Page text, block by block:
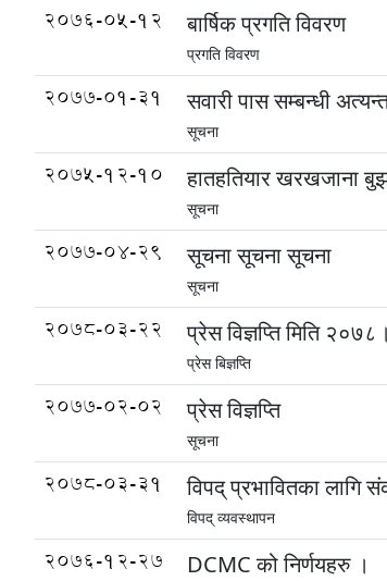
2076-05-12 बार्षिक प्रगति विवरण
प्रगति विवरण
2077-01-31 सवारी पास सम्बन्धी
सूचना
2075-12-10 हातहतियार खरखजाना
सूचना
2077-04-29 सूचना सूचना सूचना
सूचना
2078-03-22 प्रेस विज्ञप्ति मिति
प्रेस बिज्ञप्ति
2077-02-02 प्रेस विज्ञप्ति
सूचना
2078-03-31 विपद् प्रभावितका लागि
विपद् व्यवस्थापन
2076-12-27 DCMC को निर्णयहरु ।